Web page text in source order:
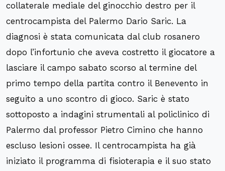
collaterale mediale del ginocchio destro per il
centrocampista del Palermo Dario Saric. La
diagnosi è stata comunicata dal club rosanero
dopo l’infortunio che aveva costretto il giocatore a
lasciare il campo sabato scorso al termine del
primo tempo della partita contro il Benevento in
seguito a uno scontro di gioco. Saric è stato
sottoposto a indagini strumentali al policlinico di
Palermo dal professor Pietro Cimino che hanno
escluso lesioni ossee. Il centrocampista ha già
iniziato il programma di fisioterapia e il suo stato